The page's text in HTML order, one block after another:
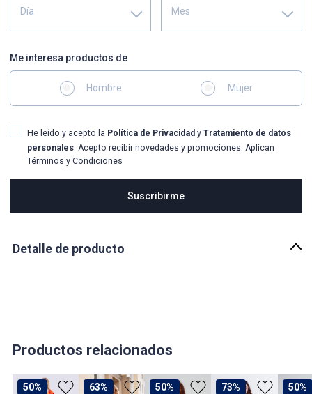
Día Mes
Me interesa productos de
Hombre Mujer
He leído y acepto la Política de Privacidad y Tratamiento de datos
personales. Acepto recibir novedades y promociones. Aplican
Términos y Condiciones
Suscribirme
Detalle de producto
COLOMBIA
BAGUER SAS
Productos relacionados
50% 63% 50% 73% 50%